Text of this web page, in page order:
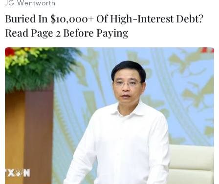
bệnh nhân rơi vào hôn mê sâu và ngừng tuần
hoàn, ngừng hô hấp.
Định không nghi ngờ nguyên nhân bệnh nhân
bị sốc phản vệ mà đưa ra kết luận tạm thời là
bệnh nhân bị đột quỵ não do xuất huyết dưới
nhện xảy ra cùng thời điểm xăm chân mày./.
(TTXVN/Vietnam+)
JG Wentworth
Buried In $10,000+ Of High-Interest Debt?
Read Page 2 Before Paying